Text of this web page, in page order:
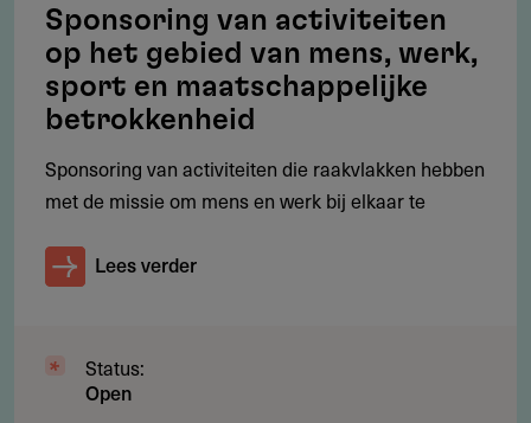
Postbus 16006
2500 BA Den Haag
Nederland
SZWsubsidies@minvws.nl
Sponsoring van activiteiten
op het gebied van mens, werk,
sport en maatschappelijke
betrokkenheid
Sponsoring van activiteiten die raakvlakken hebben
met de missie om mens en werk bij elkaar te
Lees verder
Status:
Open